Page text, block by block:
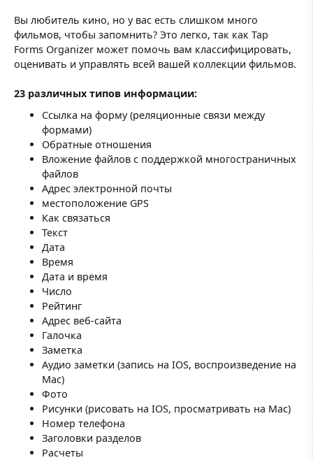
Вы любитель кино, но у вас есть слишком много
фильмов, чтобы запомнить? Это легко, так как Tap
Forms Organizer может помочь вам классифицировать,
оценивать и управлять всей вашей коллекции фильмов.
23 различных типов информации:
Ссылка на форму (реляционные связи между
формами)
Обратные отношения
Вложение файлов с поддержкой многостраничных
файлов
Адрес электронной почты
местоположение GPS
Как связаться
Текст
Дата
Время
Дата и время
Число
Рейтинг
Адрес веб-сайта
Галочка
Заметка
Аудио заметки (запись на IOS, воспроизведение на
Mac)
Фото
Рисунки (рисовать на IOS, просматривать на Mac)
Номер телефона
Заголовки разделов
Расчеты